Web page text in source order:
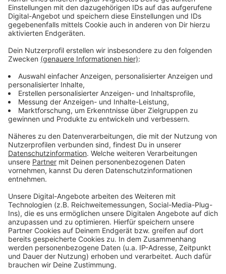
deine Sichtungen mit Fotos und Standortdaten auf
der Plattform Observation.org oder in der
Smartphone-App "ObsIdentify". Dank der
automatischen Foto-Bestimmungsfunktion kannst du
auch ohne Artenkenntnis teilnehmen.
Besonders gut lassen sich Fledermäuse bei der Jagd
beobachten, erklärt der Experte Dr. Carsten
Trappmann:
"Direkt beim Quartiersausflug, in Gewässernähe,
an Waldrändern oder in naturnahen Gärten –
überall dort, wo viele Insekten als
Nahrungsquelle sind."
Mit einem Fledermaus-Detektor, der die Rufe der
Tiere hörbar macht, wird die Bestimmung der Art noch
einfacher.
Anzeige